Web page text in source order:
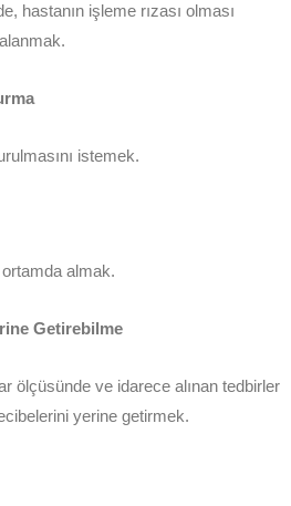
hastanın işleme rızası olması
istemek.
almak.
Getirebilme
ölçüsünde ve idarece alınan tedbirler
yerine getirmek.